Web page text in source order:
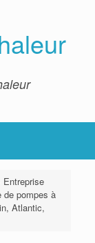
Entreprise
de pompes à
Atlantic,